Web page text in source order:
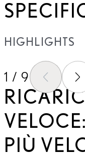
HIGHLIGHTS
PIÙ
1 / 9